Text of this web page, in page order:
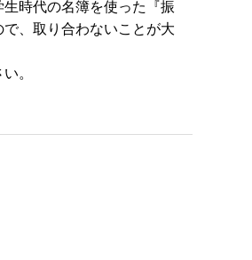
時代の名簿を使った『振
、取り合わないことが大
。